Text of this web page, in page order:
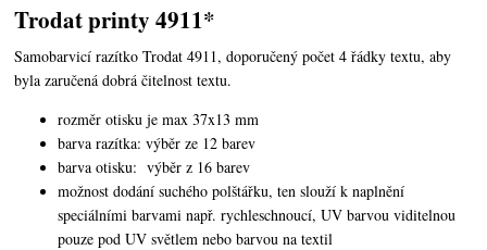
Trodat printy 4911*
Samobarvicí razítko Trodat 4911, doporučený počet 4 řádky textu,aby
byla zaručená dobrá čitelnost textu.
rozměr otisku je max 37x13 mm
barva razítka: výběr ze 12 barev
barva otisku: výběr z 16 barev
možnost dodání suchého polštářku, ten slouží k naplnění
speciálními barvami např. rychleschnoucí, UV barvou viditelnou
pouze pod UV světlem nebo barvou na textil